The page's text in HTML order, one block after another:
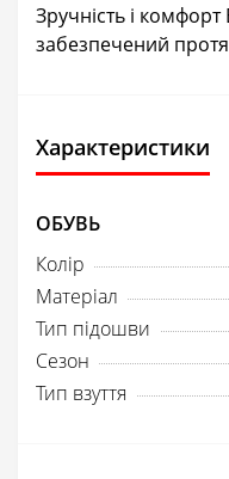
Зручність і
забезпечений
Характеристики
ОБУВЬ
Колір
Матеріал
Тип підошви
Сезон
Тип взуття